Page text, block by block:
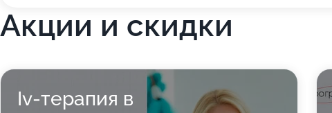
Акции и скидки
Iv-терапия в